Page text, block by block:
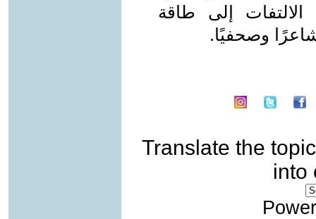
الالتفات إلى طاقة
وصحفيًا.
Translate the topic
into